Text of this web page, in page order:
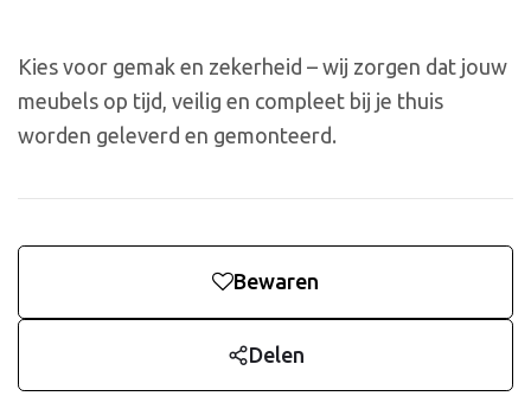
Kies voor gemak en zekerheid – wij zorgen dat jouw
meubels op tijd, veilig en compleet bij je thuis
worden geleverd en gemonteerd.
Bewaren
Delen